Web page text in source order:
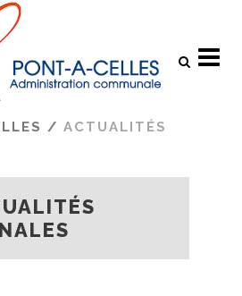
/ ACTUALITÉS